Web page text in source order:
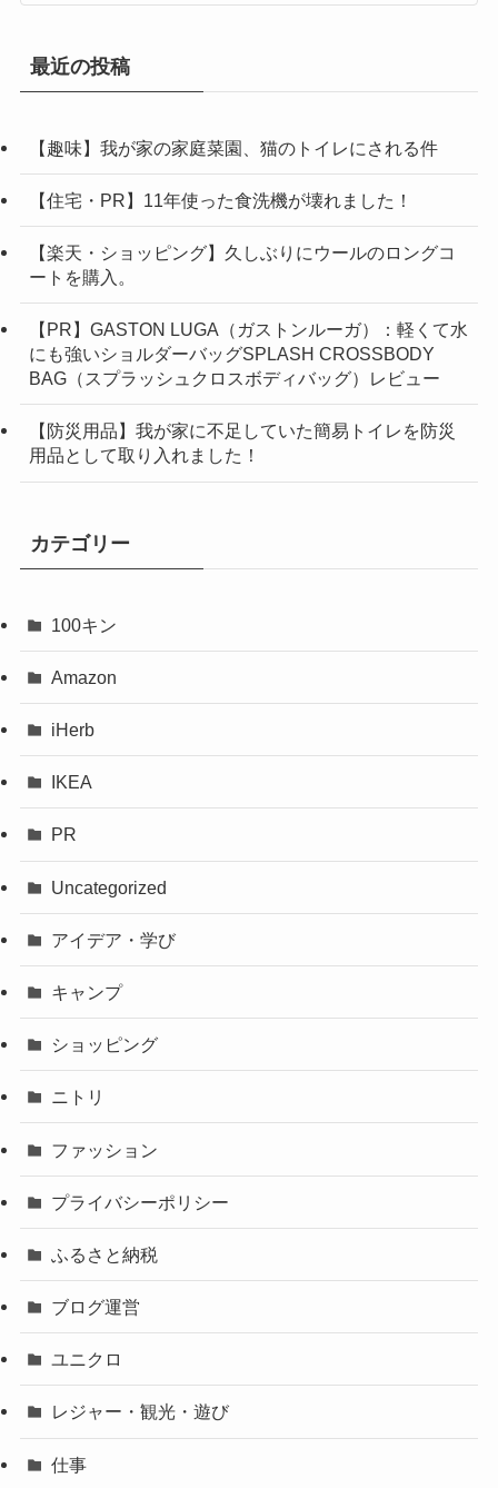
最近の投稿
【趣味】我が家の家庭菜園、猫のトイレにされる件
【住宅・PR】11年使った食洗機が壊れました！
【楽天・ショッピング】久しぶりにウールのロングコ
ートを購入。
【PR】GASTON LUGA（ガストンルーガ）：軽くて水
にも強いショルダーバッグSPLASH CROSSBODY
BAG（スプラッシュクロスボディバッグ）レビュー
【防災用品】我が家に不足していた簡易トイレを防災
用品として取り入れました！
カテゴリー
100キン
Amazon
iHerb
IKEA
PR
Uncategorized
アイデア・学び
キャンプ
ショッピング
ニトリ
ファッション
プライバシーポリシー
ふるさと納税
ブログ運営
ユニクロ
レジャー・観光・遊び
仕事